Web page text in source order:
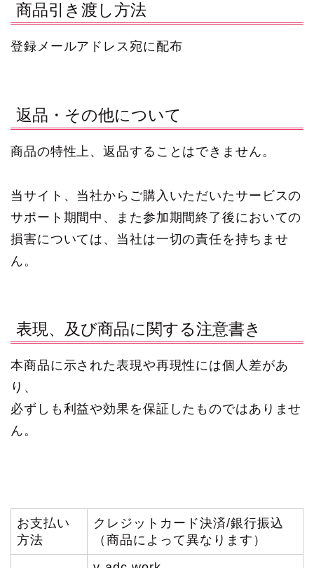
商品引き渡し方法
登録メールアドレス宛に配布
返品・その他について
商品の特性上、返品することはできません。
当サイト、当社からご購入いただいたサービスの
サポート期間中、また参加期間終了後においての
損害については、当社は一切の責任を持ちませ
ん。
表現、及び商品に関する注意書き
本商品に示された表現や再現性には個人差があ
り、
必ずしも利益や効果を保証したものではありませ
ん。
お支払い
方法
クレジットカード決済/銀行振込
（商品によって異なります）